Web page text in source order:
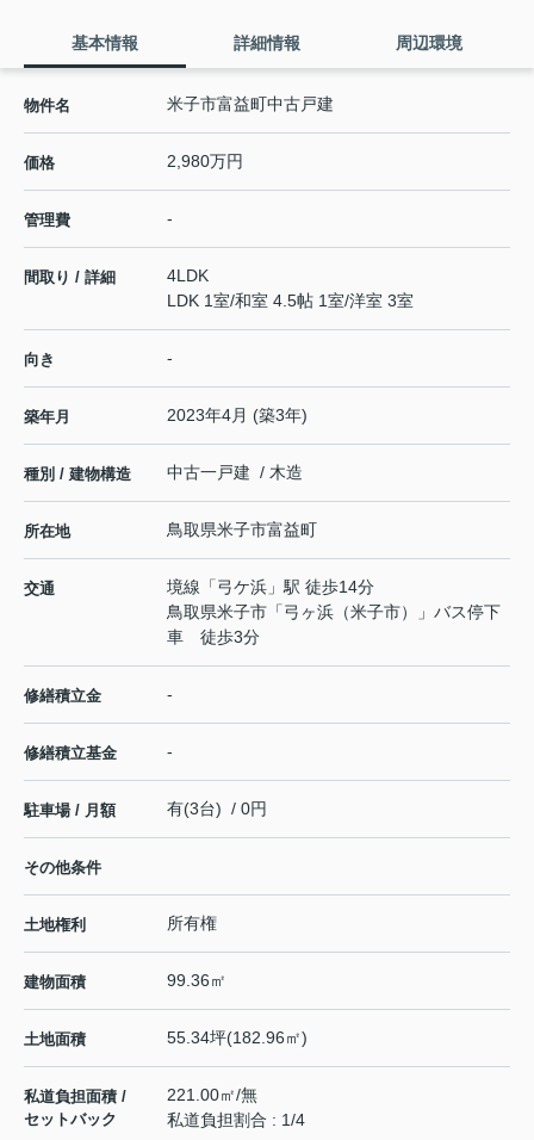
基本情報 詳細情報 周辺環境
物件名 米子市富益町中古戸建
価格 2,980万円
管理費 -
間取り / 詳細
4LDK
LDK 1室/和室 4.5帖 1室/洋室 3室
向き -
築年月 2023年4月 (築3年)
種別 / 建物構造 中古一戸建 / 木造
所在地 鳥取県米子市富益町
交通 境線 「弓ケ浜 」駅 徒歩14分
鳥取県米子市「弓ヶ浜（米子市）」バス停下
車 徒歩3分
修繕積立金 -
修繕積立基金 -
駐車場 / 月額 有(3台) / 0円
その他条件
土地権利 所有権
建物面積 99.36㎡
土地面積 55.34坪(182.96㎡)
私道負担面積 /
セットバック
221.00㎡/無
私道負担割合 : 1/4